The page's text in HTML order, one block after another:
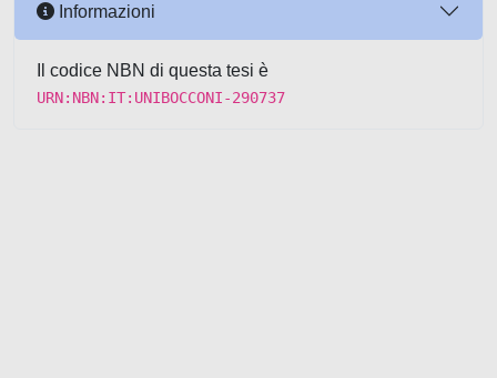
Informazioni
Il codice NBN di questa tesi è
URN:NBN:IT:UNIBOCCONI-290737